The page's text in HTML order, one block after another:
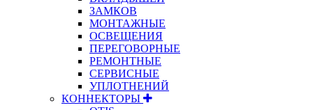
ЗАМКОВ
МОНТАЖНЫЕ
ОСВЕЩЕНИЯ
ПЕРЕГОВОРНЫЕ
РЕМОНТНЫЕ
СЕРВИСНЫЕ
УПЛОТНЕНИЙ
КОННЕКТОРЫ